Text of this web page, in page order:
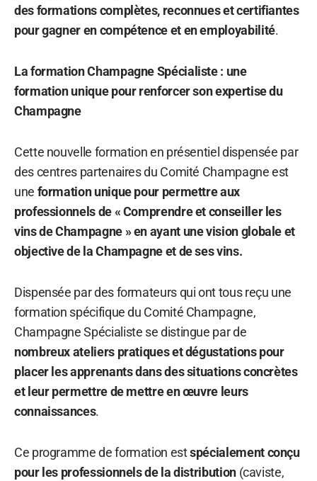
des formations complètes, reconnues et certifiantes
pour gagner en compétence et en employabilité.
La formation Champagne Spécialiste : une
formation unique pour renforcer son expertise du
Champagne
Cette nouvelle formation en présentiel dispensée par
des centres partenaires du Comité Champagne est
une formation unique pour permettre aux
professionnels de « Comprendre et conseiller les
vins de Champagne » en ayant une vision globale et
objective de la Champagne et de ses vins.
Dispensée par des formateurs qui ont tous reçu une
formation spécifique du Comité Champagne,
Champagne Spécialiste se distingue par de
nombreux ateliers pratiques et dégustations pour
placer les apprenants dans des situations concrètes
et leur permettre de mettre en œuvre leurs
connaissances.
Ce programme de formation estspécialement conçu
pour les professionnels de la distribution (caviste,